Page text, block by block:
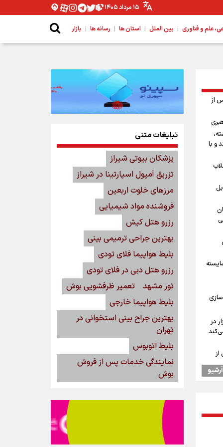
۱۵ مرداد ۱۴۰۵
علم و فناوری | بین الملل | استان ها | رسانه ها | بازار
از
و با
بازار در
رهبر
آرشیو
تبلیغات متنی
پزشکان بیوتی شیراز
تزریق آمپول اسپارتینا در شیراز
مرزهای خلوت اربعین
فروشنده مواد شیمیایی
رزرو هتل کیش
بهترین جراحی ترمیمی بینی
بلیط هواپیما فلای تودی
رزرو هتل دبی در فلای تودی
تور مشهد
تعمیر ظرفشویی بوش
بلیط هواپیما خارجی
بهترین جراح بینی استخوانی در
تهران
بلیط اتوبوس
نمایندگی خدمات پس از فروش
بوش